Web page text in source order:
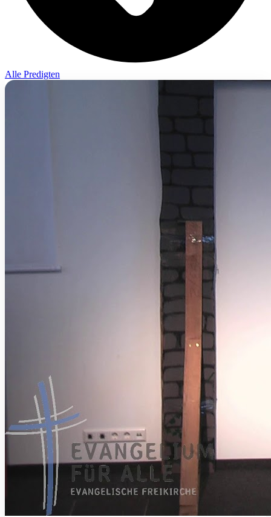
Alle Predigten